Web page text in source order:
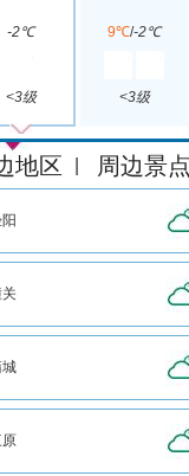
-2℃
<3级
9℃/-2℃
<3级
地区 周边景